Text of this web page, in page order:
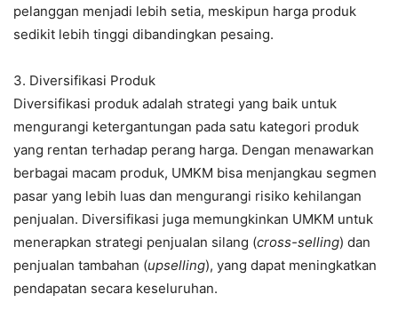
pelanggan menjadi lebih setia, meskipun harga produk
sedikit lebih tinggi dibandingkan pesaing.
3. Diversifikasi Produk
Diversifikasi produk adalah strategi yang baik untuk
mengurangi ketergantungan pada satu kategori produk
yang rentan terhadap perang harga. Dengan menawarkan
berbagai macam produk, UMKM bisa menjangkau segmen
pasar yang lebih luas dan mengurangi risiko kehilangan
penjualan. Diversifikasi juga memungkinkan UMKM untuk
menerapkan strategi penjualan silang (cross-selling) dan
penjualan tambahan (upselling), yang dapat meningkatkan
pendapatan secara keseluruhan.